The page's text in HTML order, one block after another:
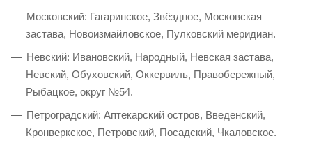
Московский: Гагаринское, Звёздное, Московская
застава, Новоизмайловское, Пулковский меридиан.
Невский: Ивановский, Народный, Невская застава,
Невский, Обуховский, Оккервиль, Правобережный,
Рыбацкое, округ №54.
Петроградский: Аптекарский остров, Введенский,
Кронверкское, Петровский, Посадский, Чкаловское.